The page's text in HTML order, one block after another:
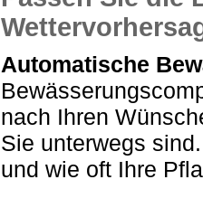
Automatische
nach Ihren
Sie unterwegs
und wie oft Ihre